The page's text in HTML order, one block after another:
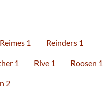
Reimes 1 Reinders 1
1 Rive 1 Roosen 1
2